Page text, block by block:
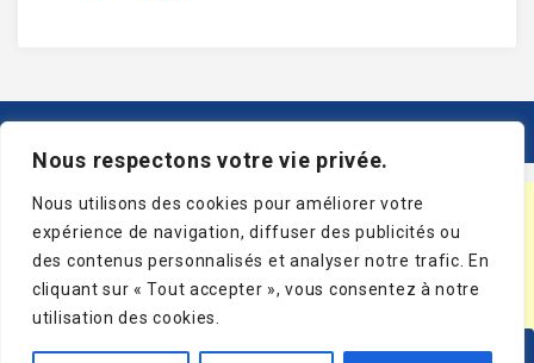
Nous respectons votre vie privée.
Nous utilisons des cookies pour améliorer votre
expérience de navigation, diffuser des publicités ou
des contenus personnalisés et analyser notre trafic. En
cliquant sur « Tout accepter », vous consentez à notre
utilisation des cookies.
Inscrivez-vous à notre infolettre